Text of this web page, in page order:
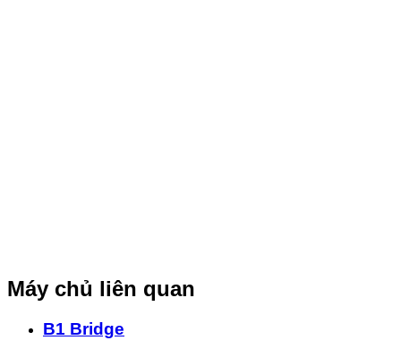
Máy chủ liên quan
B1 Bridge